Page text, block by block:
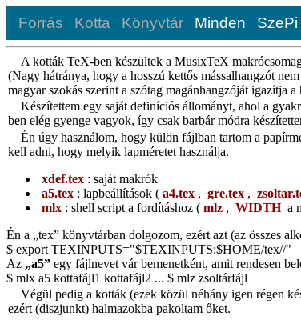
Forrás Kotta Könyvtár Minden SzePi
A kották TeX-ben készültek a MusixTeX
(Nagy hátránya, hogy a hosszú kettős mássalhangzót
magyar szokás szerint a szótag magánhangzóját igazítja
Készítettem egy saját definíciós állományt, ahol a
ben elég gyenge vagyok, így csak barbár módra
Én úgy használom, hogy külön fájlban tartom a
kell adni, hogy melyik lapméretet használja.
xdef.tex : saját makrók
a5.tex : lapbeállítások ( a4.tex , gre.tex ,
mlx : shell script a fordításhoz ( mlz , WIDTH a
Én a „tex” könyvtárban dolgozom, ezért azt (az összes
$ export TEXINPUTS="$TEXINPUTS:$HOME/tex//"
Az „a5” egy fájlnevet vár bemenetként, amit rendesen
$ mlx a5 kottafájl1 kottafájl2 ... $ mlz zsoltárfájl
Végül pedig a kották (ezek közül néhány igen régen
ezért (diszjunkt) halmazokba pakoltam őket.